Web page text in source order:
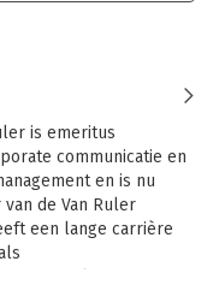
is emeritus
communicatie en
en is nu
de Van Ruler
een lange carrière